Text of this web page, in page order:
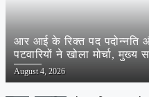
आर आई के रिक्त पद पदोन्नति
पटवारियों ने खोला मोर्चा, मुख्य
Posted
on
August 4, 2026